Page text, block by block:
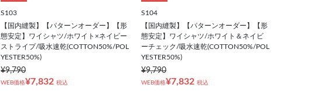
S103
【国内縫製】【パターンオーダー】【形
態安定】ワイシャツ/ホワイト×ネイビー
ストライプ/吸水速乾(COTTON50%/POL
YESTER50%)
¥9,790
WEB価格¥7,832 税込
S104
【国内縫製】【パターンオーダー】【形
態安定】ワイシャツ/ホワイト＆ネイビ
ーチェック/吸水速乾(COTTON50%/POL
YESTER50%)
¥9,790
WEB価格¥7,832 税込